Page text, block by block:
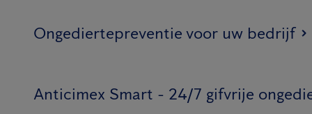
Ongediertepreventie voor uw bedrijf
Anticimex Smart - 24/7 gifvrije